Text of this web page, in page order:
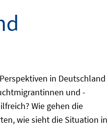
in Deutschland
und -
Wie gehen die
wie sieht die Situation in